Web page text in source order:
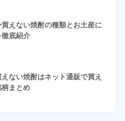
えない焼酎の種類とお土産に
徹底紹介
ない焼酎はネット通販で買え
まとめ